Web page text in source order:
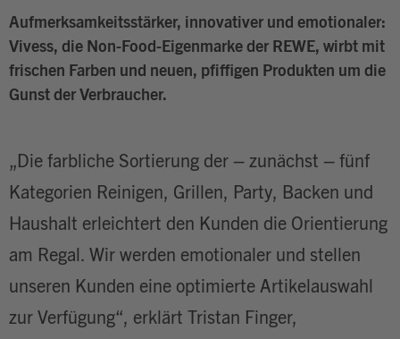
Aufmerksamkeitsstärker, innovativer und emotionaler:
Vivess, die Non-Food-Eigenmarke der REWE, wirbt mit
frischen Farben und neuen, pfiffigen Produkten um die
Gunst der Verbraucher.
„Die farbliche Sortierung der – zunächst – fünf
Kategorien Reinigen, Grillen, Party, Backen und
Haushalt erleichtert den Kunden die Orientierung
am Regal. Wir werden emotionaler und stellen
unseren Kunden eine optimierte Artikelauswahl
zur Verfügung“, erklärt Tristan Finger,